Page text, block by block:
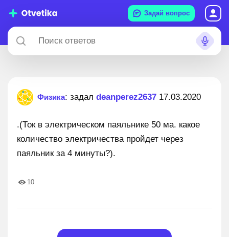
Задай вопрос
Физика: задал deanperez2637 17.03.2020
.(Ток в электрическом паяльнике 50 ма. какое
количество электричества пройдет через
паяльник за 4 минуты?).
10